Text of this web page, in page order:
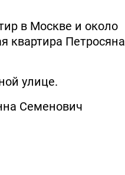
в Москве и около
квартира Петросяна
улице.
Семенович